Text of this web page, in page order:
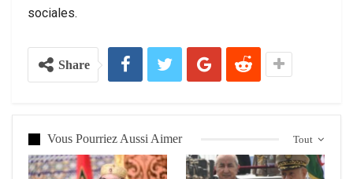
sociales.
Share
Tout
Vous Pourriez Aussi Aimer